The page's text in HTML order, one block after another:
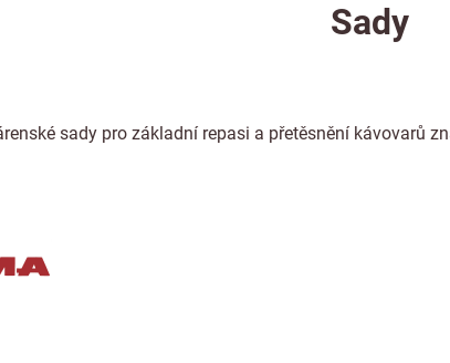
Sady
sady pro základní repasi a přetěsnění kávovarů